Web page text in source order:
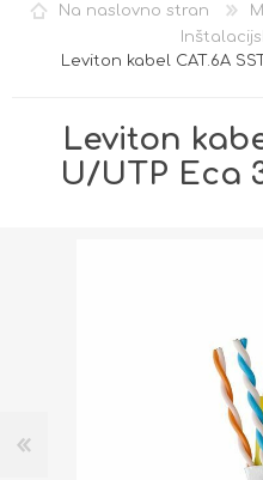
Na naslovno stran
Leviton kabel CAT.6A
Leviton
U/UTP Eca